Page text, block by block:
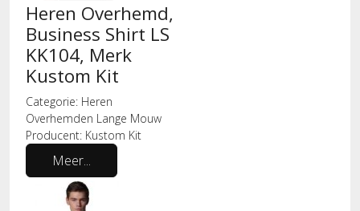
Heren Overhemd,
Business Shirt LS
KK104, Merk
Kustom Kit
Categorie: Heren
Overhemden Lange Mouw
Producent: Kustom Kit
Meer...